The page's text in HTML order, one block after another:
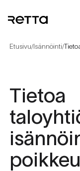
Etusivu/Isännöinti/
Tietoa